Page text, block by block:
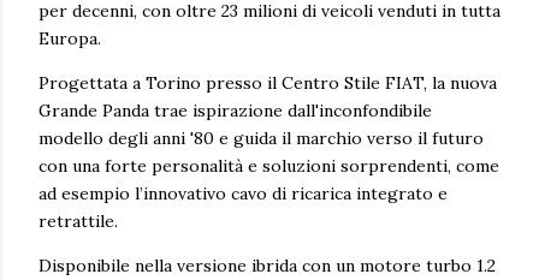
per decenni, con oltre 23 milioni di veicoli venduti in tutta
Europa.
Progettata a Torino presso il Centro Stile FIAT, la nuova
Grande Panda trae ispirazione dall'inconfondibile
modello degli anni '80 e guida il marchio verso il futuro
con una forte personalità e soluzioni sorprendenti, come
ad esempio l’innovativo cavo di ricarica integrato e
retrattile.
Disponibile nella versione ibrida con un motore turbo 1.2